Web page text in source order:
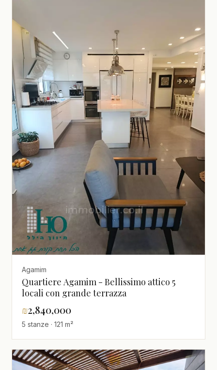
Agamim
Quartiere Agamim - Bellissimo attico 5
locali con grande terrazza
₪2,840,000
5 stanze · 121 m²